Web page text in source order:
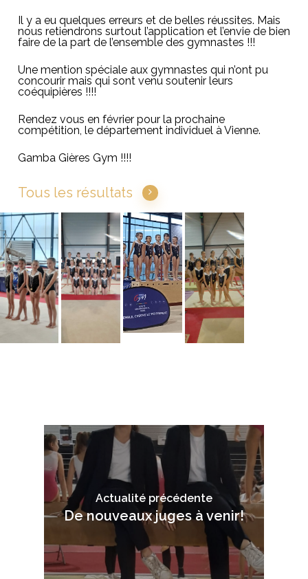
Il y a eu quelques erreurs et de belles réussites. Mais
nous retiendrons surtout l’application et l’envie de bien
faire de la part de l’ensemble des gymnastes !!!
Une mention spéciale aux gymnastes qui n’ont pu
concourir mais qui sont venu soutenir leurs
coéquipières !!!!
Rendez vous en février pour la prochaine
compétition, le département individuel à Vienne.
Gamba Gières Gym !!!!
Tous les résultats
Actualité précédente
De nouveaux juges à venir!